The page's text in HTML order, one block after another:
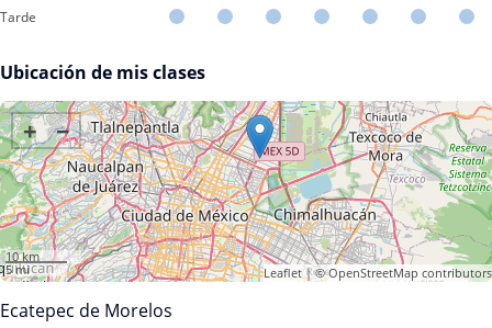
Tarde
Ubicación de mis clases
+ −
10 km
5 mi
Leaflet| ©OpenStreetMap contributors
Ecatepec de Morelos